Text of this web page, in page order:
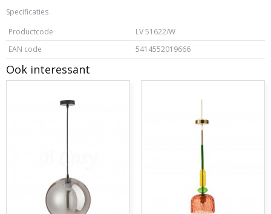
Specificaties
Productcode
LV 51622/W
EAN code
5414552019666
Ook interessant